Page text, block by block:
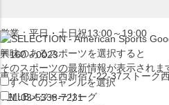
営業：平日・土日祝13:00～19:00
〒160－0023
東京都新宿区西新宿7-22-37ストーク
TEL:03-5338-7231
興味のあるスポーツを選択すると
そのスポーツの最新情報が表示されま
すべてのジャンルを選択
MLBメジャーリーグ